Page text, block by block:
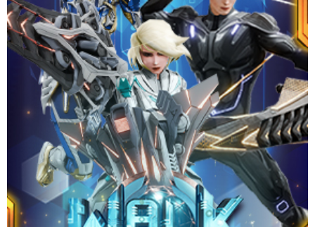
เกม MMORPG ธีมโรงเรียนสุดคลาสสิกที่ชวนให้คิดถึง ตอนนี้มาอยู่บน
มือถือแล้ว! เลือกโรงเรียน สร้างตัวละครของคุณ และครองความเป็น
หนึ่งใน ‘School War’ ไปพร้อมกับองค์กรของคุณ เดินไปด้วยกันสู่
ชัยชนะ!
Website
Download